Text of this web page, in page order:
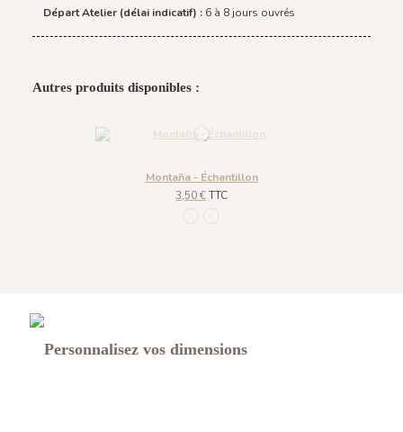
Départ Atelier (délai indicatif) : 6 à 8 jours ouvrés
Autres produits disponibles :
Montaña - Échantillon
3,50 €TTC
Personnalisez vos dimensions